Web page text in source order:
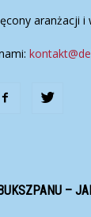
aranżacji i
–